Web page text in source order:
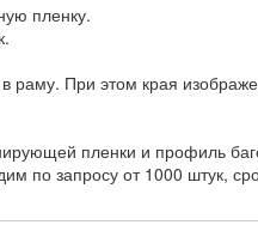
пленку.
При этом края
пленки и профиль
по запросу от 1000 штук,